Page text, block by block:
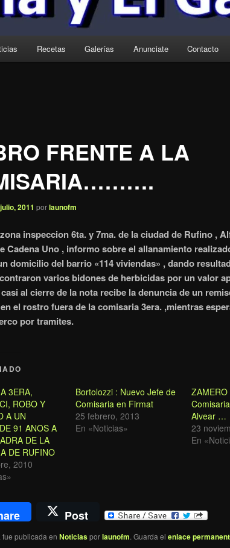
Recetas Galerías Anunciate Contacto
FRENTE A LA
2011 porlaunofm
inspeccion 6ta. y 7ma. de la ciudad de Rufino ,
Cadena Uno , informo sobre el allanamiento
domicilio del barrio «114 viviendas» , dando
varios bidones de herbicidas por un valor
casi al cierre de la nota recibe la denuncia de un
el rostro fuera de la comisaria 3era. ,mientras
por tramites.
3ERA,
ROBO Y
A UN
91 ANOS A
DE LA
DE RUFINO
2010
Bortolozzi : Nuevo Jefe de
Comisaria en Firmat
25 febrero, 2013
En «Noticias»
Alvear …
23
En
Post
fue publicada en Noticiasporlaunofm. Guarda el enlace